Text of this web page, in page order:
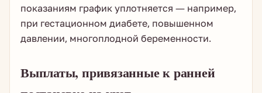
показаниям график уплотняется — например,
при гестационном диабете, повышенном
давлении, многоплодной беременности.
Выплаты, привязанные к ранней